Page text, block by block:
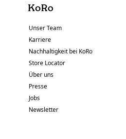
KoRo
Unser Team
Karriere
Nachhaltigkeit bei KoRo
Store Locator
Über uns
Presse
Jobs
Newsletter